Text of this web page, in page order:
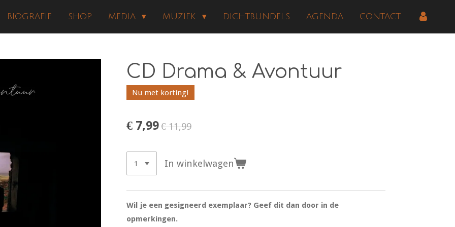
BIOGRAFIE SHOP MEDIA MUZIEK DICHTBUNDELS AGENDA CONTACT
CD Drama & Avontuur
Nu met korting!
€ 7,99€ 11,99
In winkelwagen
Wil je een gesigneerd exemplaar? Geef dit dan door in de
opmerkingen.